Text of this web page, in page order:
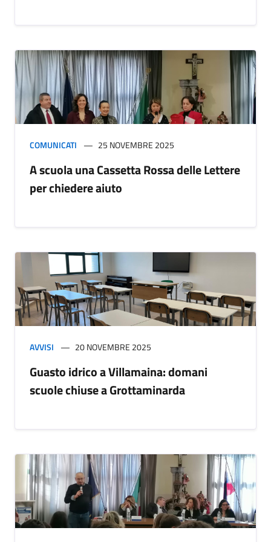
COMUNICATI 25 NOVEMBRE 2025
A scuola una Cassetta Rossa delle Lettere
per chiedere aiuto
AVVISI 20 NOVEMBRE 2025
Guasto idrico a Villamaina: domani
scuole chiuse a Grottaminarda